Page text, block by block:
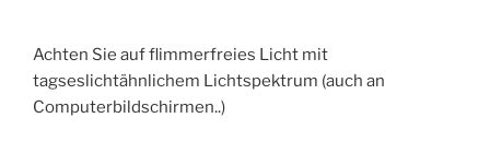
Achten Sie auf flimmerfreies Licht mit
tagseslichtähnlichem Lichtspektrum (auch an
Computerbildschirmen..)